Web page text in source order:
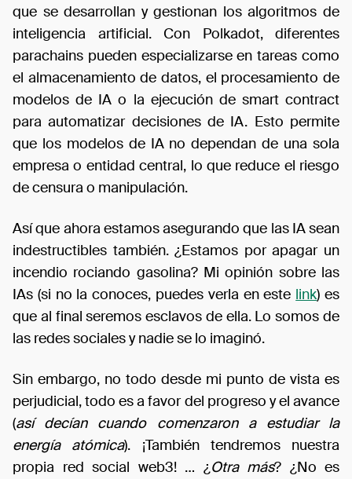
que se desarrollan y gestionan los algoritmos de
inteligencia artificial. Con Polkadot, diferentes
parachains pueden especializarse en tareas como
el almacenamiento de datos, el procesamiento de
modelos de IA o la ejecución de smart contract
para automatizar decisiones de IA. Esto permite
que los modelos de IA no dependan de una sola
empresa o entidad central, lo que reduce el riesgo
de censura o manipulación.
Así que ahora estamos asegurando que las IA sean
indestructibles también. ¿Estamos por apagar un
incendio rociando gasolina? Mi opinión sobre las
IAs (si no la conoces, puedes verla en este link) es
que al final seremos esclavos de ella. Lo somos de
las redes sociales y nadie se lo imaginó.
Sin embargo, no todo desde mi punto de vista es
perjudicial, todo es a favor del progreso y el avance
(así decían cuando comenzaron a estudiar la
energía atómica). ¡También tendremos nuestra
propia red social web3! … ¿Otra más? ¿No es